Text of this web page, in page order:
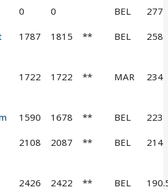
0 0 BEL 277
1787 1815 ** BEL 258
1722 1722 ** MAR 234
1590 1678 ** BEL 223
2108 2087 ** BEL 214
2426 2422 ** BEL